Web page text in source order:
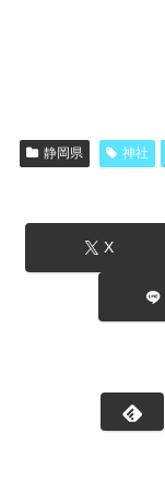
静岡県 神社
X